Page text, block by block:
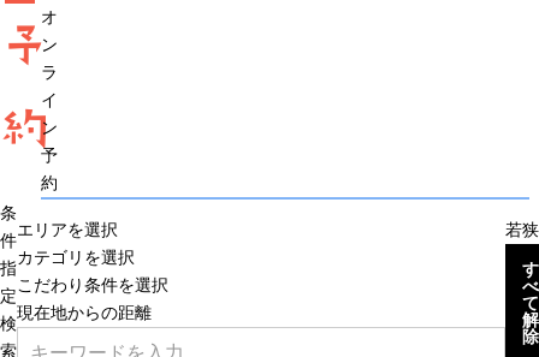
予
約
オ
ン
ラ
イ
ン
予
約
条
件
指
定
検
索
エリアを選択
カテゴリを選択
こだわり条件を選択
現在地からの距離
若
す
べ
て
解
除